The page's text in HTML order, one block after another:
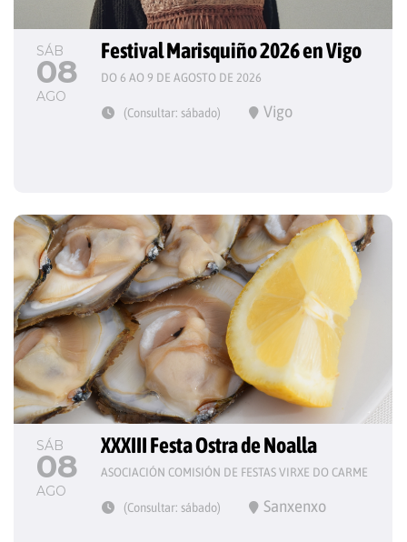
SÁB
08
AGO
Festival Marisquiño 2026 en Vigo
DO 6 AO 9 DE AGOSTO DE 2026
(Consultar: sábado) Vigo
SÁB
08
AGO
XXXIII Festa Ostra de Noalla
ASOCIACIÓN COMISIÓN DE FESTAS VIRXE DO CARME
(Consultar: sábado) Sanxenxo